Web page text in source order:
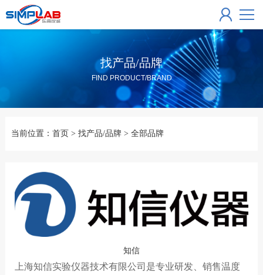
找产品/品牌
FIND PRODUCT/BRAND
当前位置： 首页 > 找产品/品牌> 全部品牌
知信
上海知信实验仪器技术有限公司是专业研发、销售温度